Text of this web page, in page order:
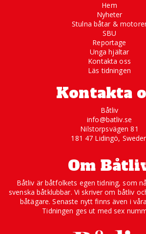
Hem
Nyheter
Stulna båtar &
SBU
Reportage
Unga hjältar
Kontakta oss
Läs tidningen
Kontakta
Båtliv
info@batliv.se
Nilstorpsvägen 81
181 47 Lidingö,
Om
Båtliv är båtfolkets egen tidning, som
svenska båtklubbar. Vi skriver om båtliv
båtägare. Senaste nytt finns även i
Tidningen ges ut med sex